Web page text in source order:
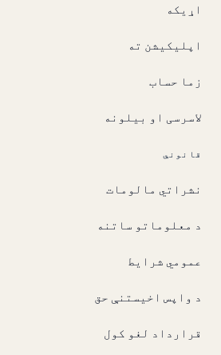
اړیکه
اپلیکیشن ته
زما حساب
لاسرسی او بیلونه
قانوني
نشراتي مالومات
د معلوماتو ساتنه
عمومي شرایط
د واپس اخیستنې حق
قرارداد لغو کول